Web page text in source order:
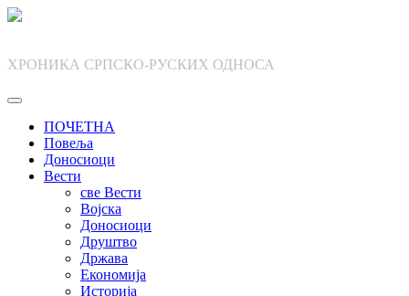
Skip
ХРОНИКА СРПСКО-РУСКИХ ОДНОСА
ПОЧЕТНА
Повеља
Доносиоци
Вести
све Вести
Војска
Доносиоци
Друштво
Држава
Економија
Историја